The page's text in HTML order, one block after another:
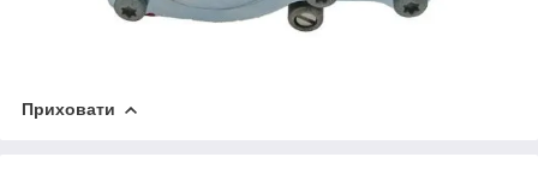
Приховати